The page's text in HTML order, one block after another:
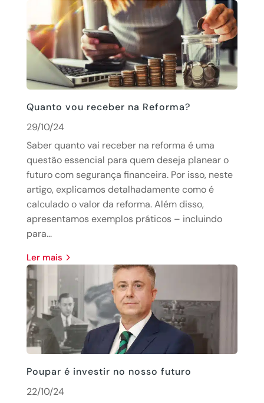
Quanto vou receber na Reforma?
29/10/24
Saber quanto vai receber na reforma é uma
questão essencial para quem deseja planear o
futuro com segurança financeira. Por isso, neste
artigo, explicamos detalhadamente como é
calculado o valor da reforma. Além disso,
apresentamos exemplos práticos – incluindo
para...
Ler mais
Poupar é investir no nosso futuro
22/10/24